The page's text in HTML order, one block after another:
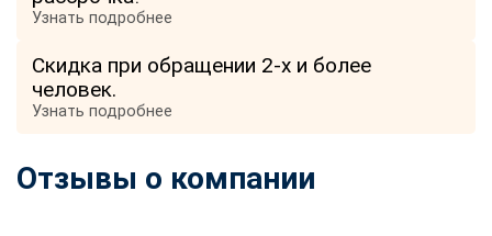
Узнать подробнее
Скидка при обращении 2-х и более
человек.
Узнать подробнее
Отзывы о компании